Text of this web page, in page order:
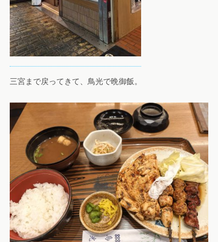
三宮まで戻ってきて、鳥光で晩御飯。